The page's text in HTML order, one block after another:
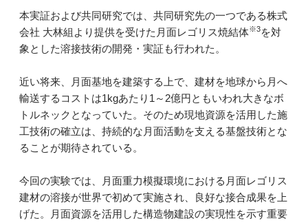
本実証および共同研究では、共同研究先の一つである株式
会社 大林組より提供を受けた月面レゴリス焼結体※3を対
象とした溶接技術の開発・実証も行われた。
近い将来、月面基地を建築する上で、建材を地球から月へ
輸送するコストは1kgあたり1～2億円ともいわれ大きなボ
トルネックとなっていた。そのため現地資源を活用した施
工技術の確立は、持続的な月面活動を支える基盤技術とな
ることが期待されている。
今回の実験では、月面重力模擬環境における月面レゴリス
建材の溶接が世界で初めて実施され、良好な接合成果を上
げた。月面資源を活用した構造物建設の実現性を示す重要